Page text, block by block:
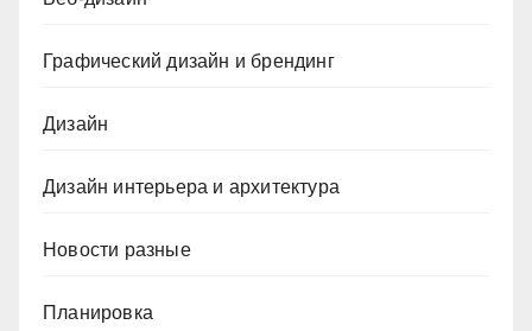
Графический дизайн и брендинг
Дизайн
Дизайн интерьера и архитектура
Новости разные
Планировка